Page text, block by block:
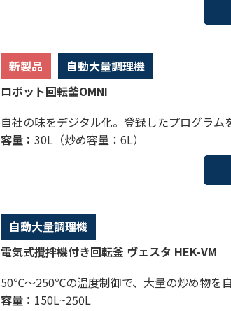
新製品
自動大量調理機
ロボット回転釜OMNI
自社の味をデジタル化。登録したプログラム
容量： 30L（炒め容量：6L）
自動大量調理機
電気式攪拌機付き回転釜 ヴェスタ HEK-VM
50℃～250℃の温度制御で、大量の炒め物を
容量： 150L~250L